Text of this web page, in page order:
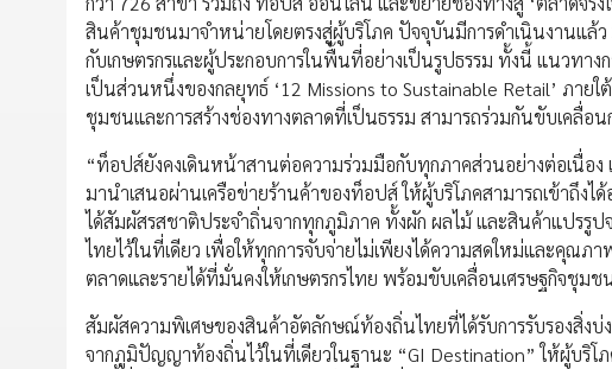
สินค้าชุมชนมาจำหน่ายโดยตรงสู่ผู้บริโภค ปัจจุบันมีการดำเนินงานแล้ว
กับเกษตรกรและผู้ประกอบการในพื้นที่อย่างเป็นรูปธรรม ทั้งนี้ แนวทา
เป็นส่วนหนึ่งของกลยุทธ์ ‘12 Missions to Sustainable Retail’ ภาย
ชุมชนและการสร้างช่องทางตลาดที่เป็นธรรม สามารถร่วมกันขับเคลื่อน
“ท็อปส์ยังคงเดินหน้าสานต่อความร่วมมือกับทุกภาคส่วนอย่างต่อเนื่
มานำเสนอผ่านเครือข่ายร้านค้าของท็อปส์ ให้ผู้บริโภคสามารถเข้าถึง
ได้สัมผัสรสชาติประจำถิ่นจากทุกภูมิภาค ทั้งผัก ผลไม้ และสินค้าแปรรู
ไทยไว้ในที่เดียว เพื่อให้ทุกการจับจ่ายไม่เพียงได้ความสดใหม่และคุ
ตลาดและรายได้ที่มั่นคงให้เกษตรกรไทย พร้อมขับเคลื่อนเศรษฐกิจชุม
สัมผัสความพิเศษของสินค้าอัตลักษณ์ท้องถิ่นไทยที่ได้รับการรับรองสิ่ง
จากภูมิปัญญาท้องถิ่นไว้ในที่เดียวในฐานะ “GI Destination” ให้ผู้บริ